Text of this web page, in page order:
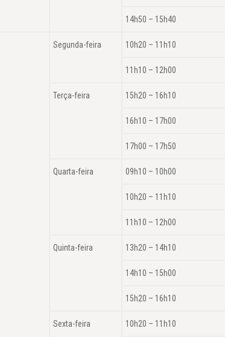
14h50 – 15h40
Segunda-feira 10h20 – 11h10
11h10 – 12h00
Terça-feira 15h20 – 16h10
16h10 – 17h00
17h00 – 17h50
Quarta-feira 09h10 – 10h00
10h20 – 11h10
11h10 – 12h00
Quinta-feira 13h20 – 14h10
14h10 – 15h00
15h20 – 16h10
Sexta-feira 10h20 – 11h10